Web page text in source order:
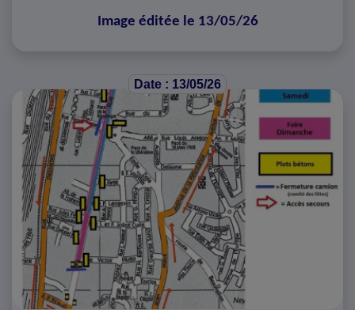
Image éditée le 13/05/26
Date : 13/05/26